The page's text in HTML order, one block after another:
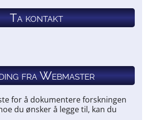
Ta kontakt
fra Webmaster
for å dokumentere forskningen
du ønsker å legge til, kan du